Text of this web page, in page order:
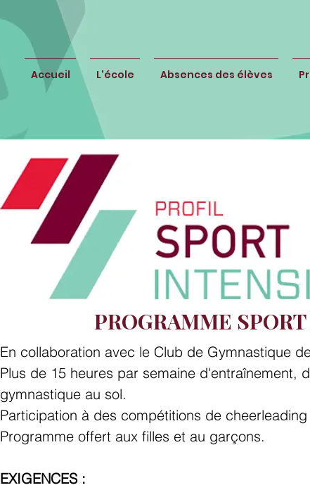
Accueil L'école Absences des élèves
PROGRAMME
En collaboration avec le Club de Gymnastique
Plus de 15 heures par semaine d'entraînement,
gymnastique au sol.
Participation à des compétitions de
Programme offert aux filles et au garçons.
EXIGENCES :